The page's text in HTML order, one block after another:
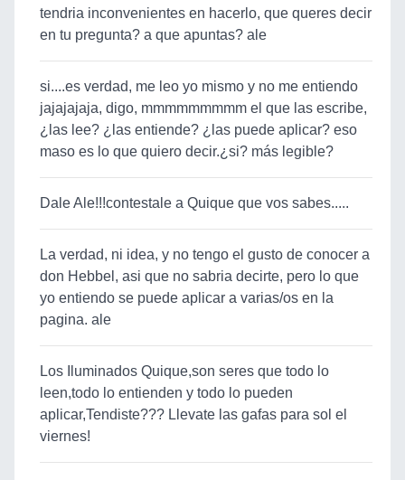
tendria inconvenientes en hacerlo, que queres decir
en tu pregunta? a que apuntas? ale
si....es verdad, me leo yo mismo y no me entiendo
jajajajaja, digo, mmmmmmmmm el que las escribe,
¿las lee? ¿las entiende? ¿las puede aplicar? eso
maso es lo que quiero decir.¿si? más legible?
Dale Ale!!!contestale a Quique que vos sabes.....
La verdad, ni idea, y no tengo el gusto de conocer a
don Hebbel, asi que no sabria decirte, pero lo que
yo entiendo se puede aplicar a varias/os en la
pagina. ale
Los Iluminados Quique,son seres que todo lo
leen,todo lo entienden y todo lo pueden
aplicar,Tendiste??? Llevate las gafas para sol el
viernes!